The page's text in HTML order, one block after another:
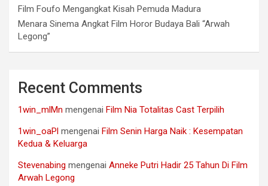
Film Foufo Mengangkat Kisah Pemuda Madura
Menara Sinema Angkat Film Horor Budaya Bali “Arwah
Legong”
Recent Comments
1win_mlMn mengenai Film Nia Totalitas Cast Terpilih
1win_oaPl mengenai Film Senin Harga Naik : Kesempatan
Kedua & Keluarga
Stevenabing mengenai Anneke Putri Hadir 25 Tahun Di Film
Arwah Legong